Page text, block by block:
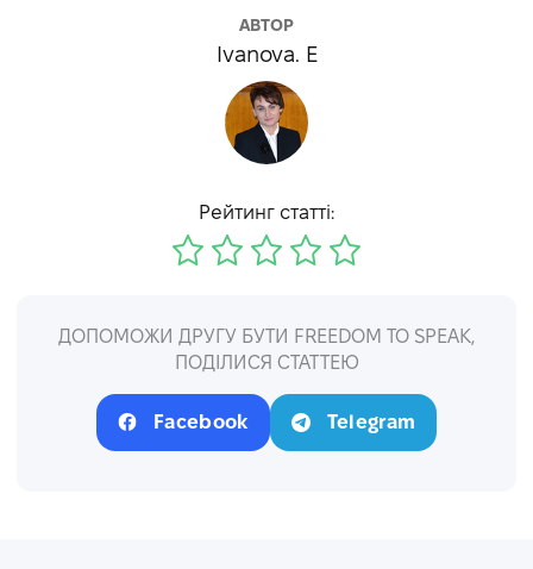
АВТОР
Ivanova. E
Рейтинг статті:
ДОПОМОЖИ ДРУГУ БУТИ FREEDOM TO SPEAK,
ПОДІЛИСЯ СТАТТЕЮ
Facebook Telegram